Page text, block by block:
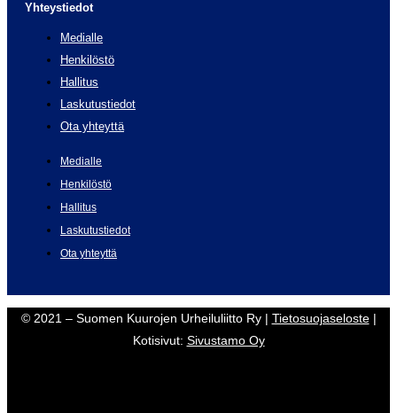
Yhteystiedot
Medialle
Henkilöstö
Hallitus
Laskutustiedot
Ota yhteyttä
Medialle
Henkilöstö
Hallitus
Laskutustiedot
Ota yhteyttä
© 2021 – Suomen Kuurojen Urheiluliitto Ry | Tietosuojaseloste|
Kotisivut: Sivustamo Oy